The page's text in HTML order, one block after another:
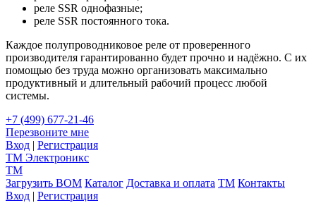
реле SSR однофазные;
реле SSR постоянного тока.
Каждое полупроводниковое реле от проверенного
производителя гарантированно будет прочно и надёжно. С их
помощью без труда можно организовать максимально
продуктивный и длительный рабочий процесс любой
системы.
+7 (499) 677-21-46
Перезвоните мне
Вход | Регистрация
TM Электроникс
TM
Загрузить BOM Каталог Доставка и оплата TM Контакты
Вход | Регистрация